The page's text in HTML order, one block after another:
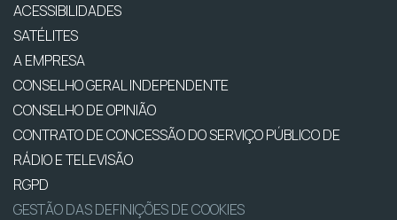
ACESSIBILIDADES
SATÉLITES
A EMPRESA
CONSELHO GERAL INDEPENDENTE
CONSELHO DE OPINIÃO
CONTRATO DE CONCESSÃO DO SERVIÇO PÚBLICO DE
RÁDIO E TELEVISÃO
RGPD
GESTÃO DAS DEFINIÇÕES DE COOKIES